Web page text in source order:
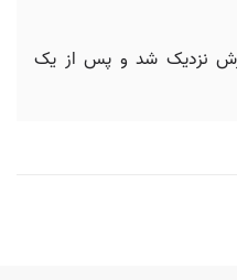
نزدیک شد و پس از یک